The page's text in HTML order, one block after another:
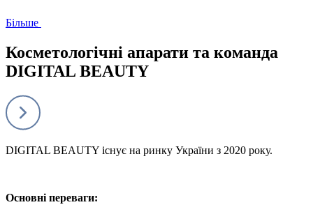
Більше
Косметологічні апарати та команда
DIGITAL BEAUTY
DIGITAL BEAUTY існує на ринку України з 2020 року.
Основні переваги: